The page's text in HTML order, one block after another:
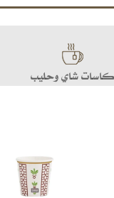
كاسات شاي وحليب